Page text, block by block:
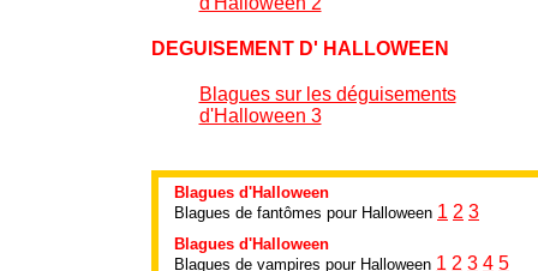
DEGUISEMENT D' HALLOWEEN
Blagues sur les déguisements
d'Halloween 3
Blagues d'Halloween
Blagues de fantômes pour Halloween 1 2 3
Blagues d'Halloween
Blagues de vampires pour Halloween 1 2 3 4 5